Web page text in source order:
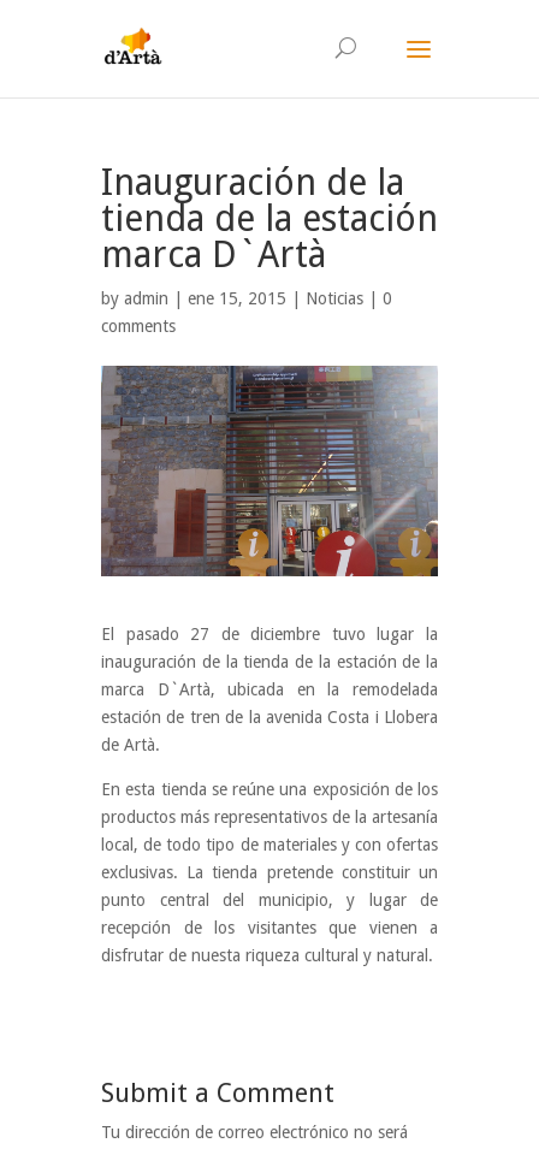
Inauguración de la
tienda de la estación
marca D`Artà
by admin | ene 15, 2015 | Noticias
0
comments
El pasado 27 de diciembre tuvo lugar la
inauguración de la tienda de la estación de la
marca D`Artà, ubicada en la remodelada
estación de tren de la avenida Costa i Llobera
de Artà.
En esta tienda se reúne una exposición de los
productos más representativos de la artesanía
local, de todo tipo de materiales y con ofertas
exclusivas. La tienda pretende constituir un
punto central del municipio, y lugar de
recepción de los visitantes que vienen a
disfrutar de nuesta riqueza cultural y natural.
Submit a Comment
Tu dirección de correo electrónico no será